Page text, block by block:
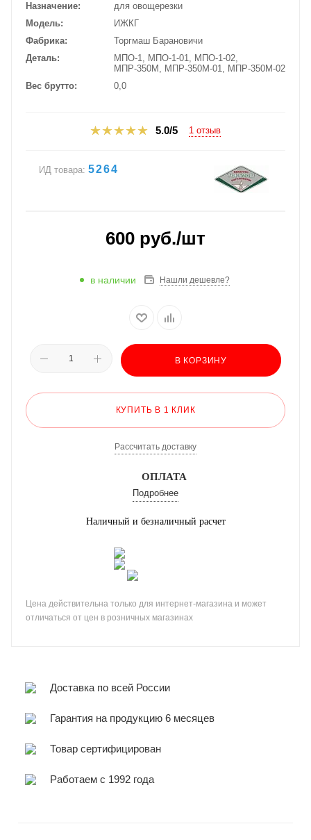
Назначение
для овощерезки
Модель
ИЖКГ
Фабрика
Торгмаш Барановичи
Деталь
МПО-1, МПО-1-01, МПО-1-02,
МПР-350М, МПР-350М-01, МПР-350М-02
Вес брутто
0,0
5.0/5 1 отзыв
ИД товара: 5264
600 руб./шт
в наличии Нашли дешевле?
В КОРЗИНУ
КУПИТЬ В 1 КЛИК
Рассчитать доставку
ОПЛАТА
Подробнее
Наличный и безналичный расчет
Цена действительна только для интернет-магазина и может
отличаться от цен в розничных магазинах
Доставка по всей России
Гарантия на продукцию 6 месяцев
Товар сертифицирован
Работаем с 1992 года